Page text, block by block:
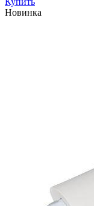
Новинка